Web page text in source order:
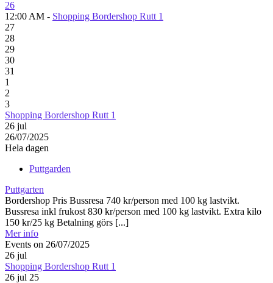
26
12:00 AM - Shopping Bordershop Rutt 1
27
28
29
30
31
1
2
3
Shopping Bordershop Rutt 1
26 jul
26/07/2025
Hela dagen
Puttgarden
Puttgarten
Bordershop Pris Bussresa 740 kr/person med 100 kg lastvikt.
Bussresa inkl frukost 830 kr/person med 100 kg lastvikt. Extra kilo
150 kr/25 kg Betalning görs [...]
Mer info
Events on 26/07/2025
26 jul
Shopping Bordershop Rutt 1
26 jul 25